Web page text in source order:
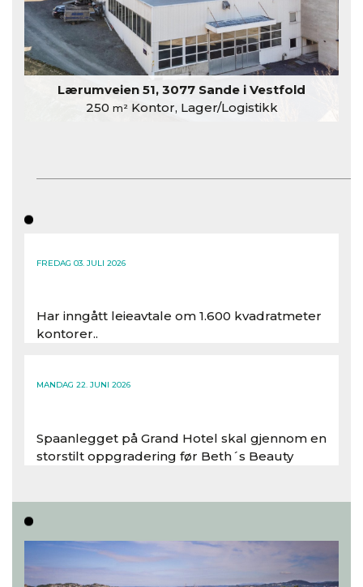
Lærumveien 51, 3077 Sande i Vestfold
250 m²Kontor, Lager/Logistikk
FREDAG 03. JULI 2026
Har inngått leieavtale om 1.600 kvadratmeter
kontorer..
MANDAG 22. JUNI 2026
Spaanlegget på Grand Hotel skal gjennom en
storstilt oppgradering før Beth´s Beauty
Les hele artikkelen